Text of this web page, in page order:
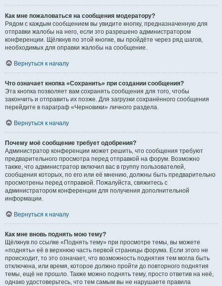
Как мне пожаловаться на сообщения модератору?
Рядом с каждым сообщением вы увидите кнопку, предназначенную для
отправки жалобы на него, если это разрешено администратором
конференции. Щёлкнув по этой кнопке, вы пройдёте через ряд шагов,
необходимых для оправки жалобы на сообщение.
Вернуться к началу
Что означает кнопка «Сохранить» при создании сообщения?
Эта кнопка позволяет вам сохранять сообщения для того, чтобы
закончить и отправить их позже. Для загрузки сохранённого сообщения
перейдите в параграф «Черновики» личного раздела.
Вернуться к началу
Почему моё сообщение требует одобрения?
Администратор конференции может решить, что сообщения требуют
предварительного просмотра перед отправкой на форум. Возможно
также, что администратор включил вас в группу пользователей,
сообщения которых, по его или её мнению, должны быть предварительно
просмотрены перед отправкой. Пожалуйста, свяжитесь с
администратором конференции для получения дополнительной
информации.
Вернуться к началу
Как мне вновь поднять мою тему?
Щёлкнув по ссылке «Поднять тему» при просмотре темы, вы можете
«поднять» её в верхнюю часть первой страницы форума. Если этого не
происходит, то это означает, что возможность поднятия тем могла быть
отключена, или время, которое должно пройти до повторного поднятия
темы, ещё не прошло. Также можно поднять тему, просто ответив на неё,
однако удостоверьтесь, что тем самым вы не нарушаете правила